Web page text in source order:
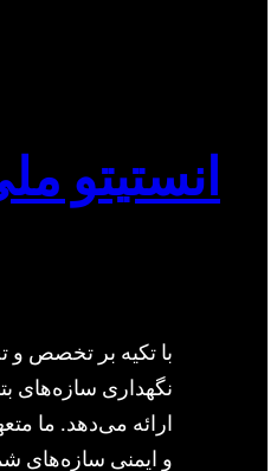
انستیتو
با تکیه بر تخصص و
نگهداری سازه‌های
ارائه می‌دهد. ما
و ایمنی سازه‌های